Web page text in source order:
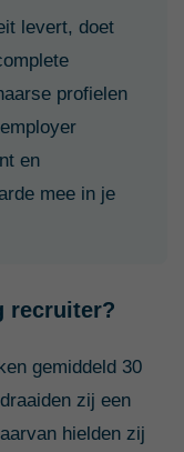
levert, doet
profielen
en
mee in je
recruiter?
gemiddeld 30
zij een
hielden zij